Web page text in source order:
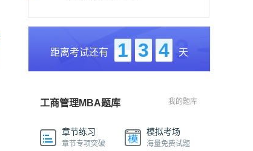
2017-2025近九年各科真题及详细解析
考研英语（二）试题库
2027写作备考攻略
距离考试还有 1 3 4 天
工商管理MBA题库 我的题库
章节练习
章节专项突破
模拟考场
海量免费试题